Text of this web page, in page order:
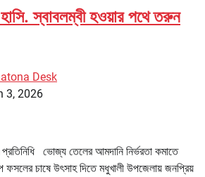
হাসি. স্বাবলম্বী হওয়ার পথে তরুন
Desk
3, 2026
ভোজ্য তেলের আমদানি নির্ভরতা কমাতে
চাষে উৎসাহ দিতে মধুখালী উপজেলায় জনপ্রিয়